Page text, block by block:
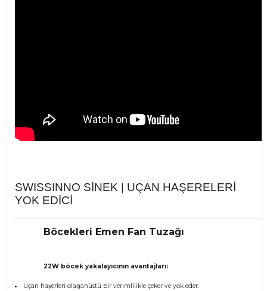
SWISSINNO SİNEK | UÇAN HAŞERELERİ
YOK EDİCİ
Böcekleri Emen Fan Tuzağı
22W böcek yakalayıcının avantajları:
Uçan haşerleri olağanüstü bir verimlilikle çeker ve yok eder.